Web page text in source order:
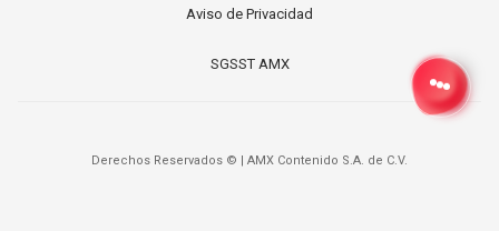
Aviso de Privacidad
SGSST AMX
Derechos Reservados © | AMX Contenido S.A. de C.V.